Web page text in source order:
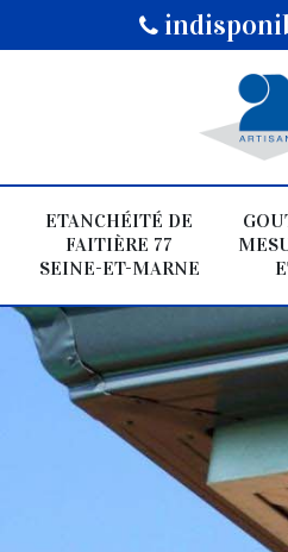
ETANCHÉITÉ DE
FAITIÈRE 77
SEINE-ET-MARNE